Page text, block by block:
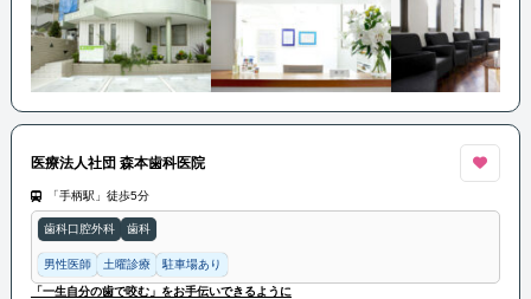
最先端の設備と技術で、患者様皆さまに安全で安心な治療をご提供させて頂きます。
医療法人社団 森本歯科医院
「手柄駅」徒歩5分
歯科口腔外科 歯科
男性医師 土曜診療 駐車場あり
「一生自分の歯で咬む」をお手伝いできるように